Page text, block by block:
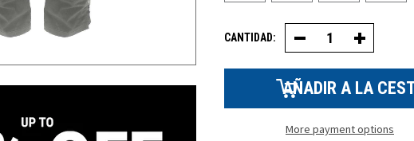
CANTIDAD: Disminuir
la
cantidad
de
pantalones
peto
lona
Aumentar
la
cantidad
pantalones
peto
lona
More payment options